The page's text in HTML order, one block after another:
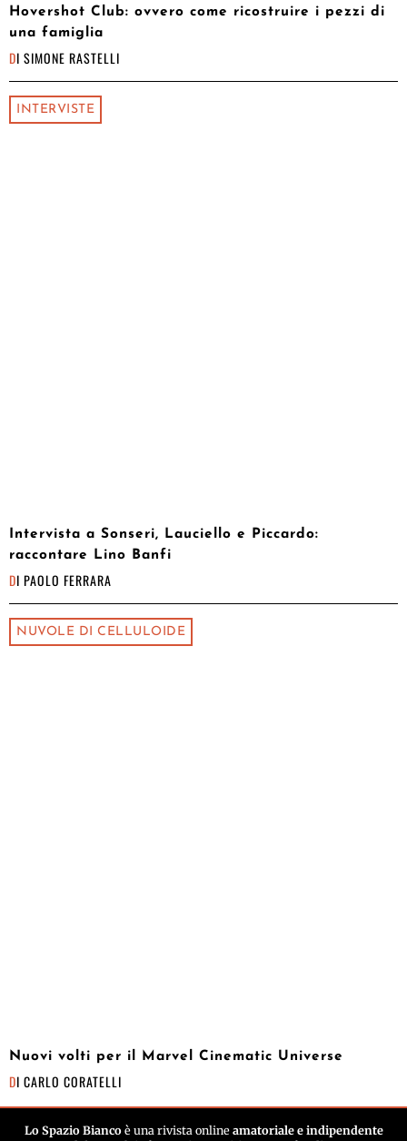
Hovershot Club: ovvero come ricostruire i pezzi di
una famiglia
DI SIMONE RASTELLI
INTERVISTE
Intervista a Sonseri, Lauciello e Piccardo:
raccontare Lino Banfi
DI PAOLO FERRARA
NUVOLE DI CELLULOIDE
Nuovi volti per il Marvel Cinematic Universe
DI CARLO CORATELLI
Lo Spazio Biancoè una rivista online amatoriale e indipendente